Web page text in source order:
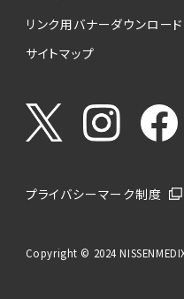
リンク用バナーダウンロード
サイトマップ
プライバシーマーク制度
Copyright © 2024